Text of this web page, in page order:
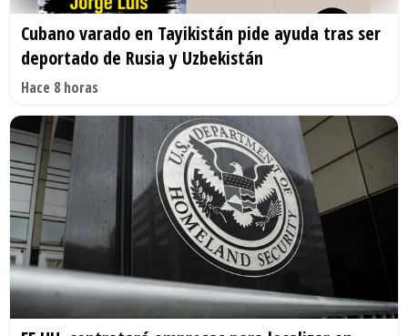
Cubano varado en Tayikistán pide ayuda tras ser
deportado de Rusia y Uzbekistán
Hace 8 horas